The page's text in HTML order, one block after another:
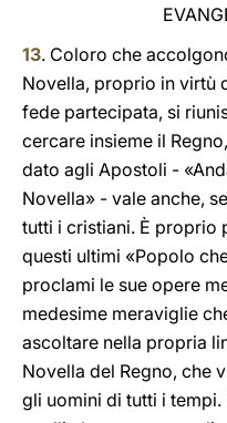
13. Coloro che
Novella, proprio in virtù
fede partecipata, si
cercare insieme il
dato agli Apostoli -
Novella» - vale anche,
tutti i cristiani. È proprio
questi ultimi «Popolo
proclami le sue opere
medesime meraviglie
ascoltare nella propria
Novella del Regno, che
gli uomini di tutti i